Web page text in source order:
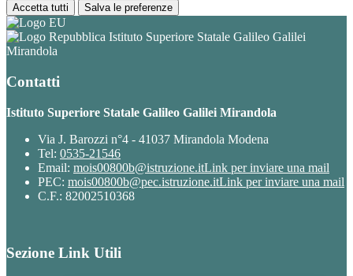
Accetta tutti Salva le preferenze
Istituto Superiore Statale Galileo Galilei
Mirandola
Contatti
Istituto Superiore Statale Galileo Galilei Mirandola
Via J. Barozzi n°4 - 41037 Mirandola Modena
Tel: 0535-21546
Email: mois00800b@istruzione.itLink per inviare una mail
PEC: mois00800b@pec.istruzione.itLink per inviare una mail
C.F.: 82002510368
Sezione Link Utili